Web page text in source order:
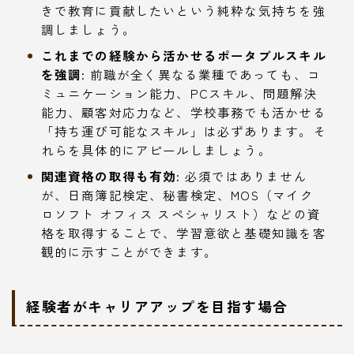
きで教育に貢献したいという純粋な気持ちを強
調しましょう。
これまでの経験から活かせるポータブルスキル
を強調: 前職が全く異なる業種であっても、コ
ミュニケーション能力、PCスキル、問題解決
能力、顧客対応力など、学校事務でも活かせる
「持ち運び可能なスキル」は必ずあります。そ
れらを具体的にアピールしましょう。
関連資格の取得も有効: 必須ではありません
が、日商簿記検定、秘書検定、MOS（マイク
ロソフト オフィス スペシャリスト）などの資
格を取得することで、学習意欲と基礎知識を客
観的に示すことができます。
経験者がキャリアアップを目指す場合